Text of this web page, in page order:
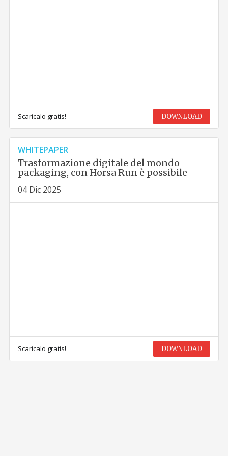
Scaricalo gratis! DOWNLOAD
WHITEPAPER
Trasformazione digitale del mondo
packaging, con Horsa Run è possibile
04 Dic 2025
Scaricalo gratis! DOWNLOAD